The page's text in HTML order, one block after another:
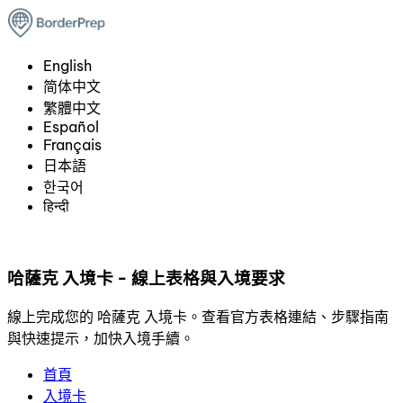
English
简体中文
繁體中文
Español
Français
日本語
한국어
हिन्दी
哈薩克 入境卡 - 線上表格與入境要求
線上完成您的 哈薩克 入境卡。查看官方表格連結、步驟指南
與快速提示，加快入境手續。
首頁
入境卡